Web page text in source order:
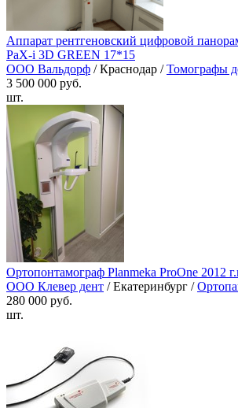
Аппарат рентгеновский цифровой
PaX-i 3D GREEN 17*15
ООО Вальдорф / Краснодар /Томографы
3 500 000 руб.
шт.
Ортопонтамограф Planmeka ProOne 2012
ООО Клевер дент / Екатеринбург /
280 000 руб.
шт.